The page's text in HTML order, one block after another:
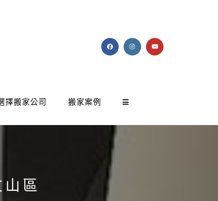
擇搬家公司 搬家案例
區